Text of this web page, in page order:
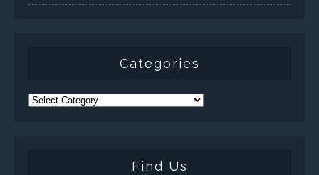
Categories
Find Us